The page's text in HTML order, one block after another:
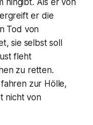
hingibt. Als er von
er die
Tod von
sie selbst soll
fleht
zu retten.
zur Hölle,
nicht von